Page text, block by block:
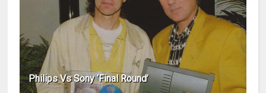
Philips Vs Sony ‘Final Round’